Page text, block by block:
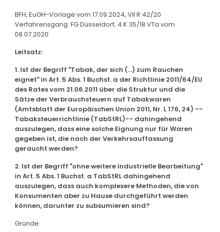
BFH, EuGH-Vorlage vom 17.09.2024, VII R 42/20
Verfahrensgang: FG Düsseldorf, 4 K 35/18 VTa vom
08.07.2020
Leitsatz:
1. Ist der Begriff "Tabak, der sich (...) zum Rauchen
eignet" in Art. 5 Abs. 1 Buchst. a der Richtlinie 2011/64/EU
des Rates vom 21.06.2011 über die Struktur und die
Sätze der Verbrauchsteuern auf Tabakwaren
(Amtsblatt der Europäischen Union 2011, Nr. L 176, 24) --
Tabaksteuerrichtlinie (TabStRL)-- dahingehend
auszulegen, dass eine solche Eignung nur für Waren
gegeben ist, die nach der Verkehrsauffassung
geraucht werden?
2. Ist der Begriff "ohne weitere industrielle Bearbeitung"
in Art. 5 Abs. 1 Buchst. a TabStRL dahingehend
auszulegen, dass auch komplexere Methoden, die von
Konsumenten aber zu Hause durchgeführt werden
können, darunter zu subsumieren sind?
Gründe: